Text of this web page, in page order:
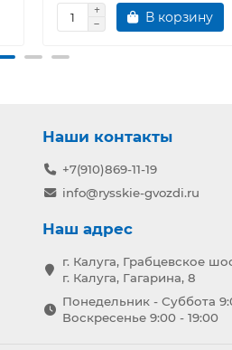
В корзину
Наши контакты
+7(910)869-11-19
info@rysskie-gvozdi.ru
Наш адрес
г. Калуга, Грабцевское
г. Калуга, Гагарина, 8
Понедельник - Суббота
Воскресенье 9:00 - 19:00